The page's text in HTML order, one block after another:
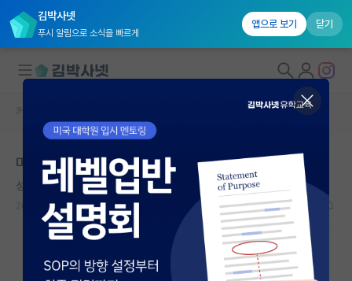
김박사넷
푸시 알림으로 소식을 빠르게
앱으로 보기 닫기
대학원생 모집
국내대학원 정보
연구실&오픈랩
커뮤니티
커뮤니티 홈
커뮤니티 홈
미국 박사 1년차가 쓰는 미국박사 합격후기
성실한 피터 힉스
2021.05.21 14 59846